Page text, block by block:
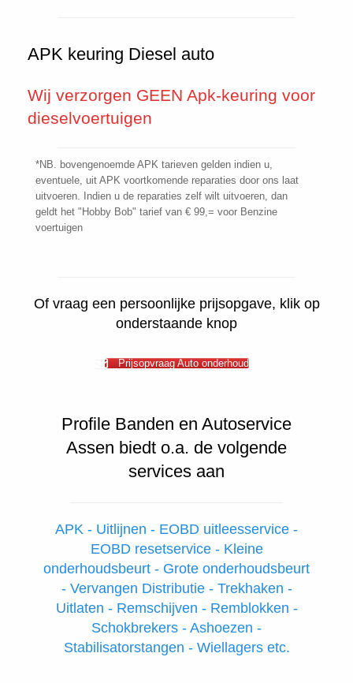
APK keuring Diesel auto
Wij verzorgen GEEN Apk-keuring voor
dieselvoertuigen
*NB. bovengenoemde APK tarieven gelden indien u,
eventuele, uit APK voortkomende reparaties door ons laat
uitvoeren. Indien u de reparaties zelf wilt uitvoeren, dan
geldt het "Hobby Bob" tarief van € 99,= voor Benzine
voertuigen
Of vraag een persoonlijke prijsopgave, klik op
onderstaande knop
Prijsopvraag Auto onderhoud
Profile Banden en Autoservice
Assen biedt o.a. de volgende
services aan
APK - Uitlijnen - EOBD uitleesservice -
EOBD resetservice - Kleine
onderhoudsbeurt - Grote onderhoudsbeurt
- Vervangen Distributie - Trekhaken -
Uitlaten - Remschijven - Remblokken -
Schokbrekers - Ashoezen -
Stabilisatorstangen - Wiellagers etc.